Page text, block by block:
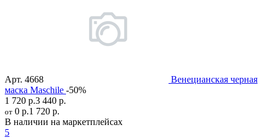
Арт. 4668
Венецианская черная
маска Maschile -50%
1 720 р.3 440 р.
от 0 р.1 720 р.
В наличии на маркетплейсах
5